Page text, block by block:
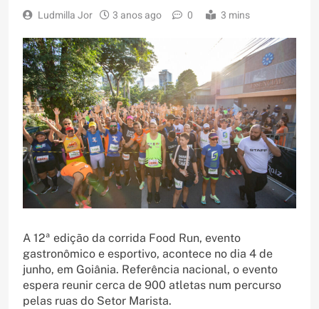
Ludmilla Jor 3 anos ago 0 3 mins
A 12ª edição da corrida Food Run, evento
gastronômico e esportivo, acontece no dia 4 de
junho, em Goiânia. Referência nacional, o evento
espera reunir cerca de 900 atletas num percurso
pelas ruas do Setor Marista.